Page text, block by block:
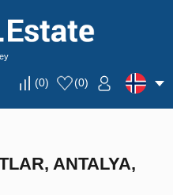
(0) (0)
ANTALYA,